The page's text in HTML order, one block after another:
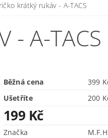
krátký rukáv - A-TACS
- A-TACS
Běžná cena
399
Ušetříte
200
199 Kč
Značka